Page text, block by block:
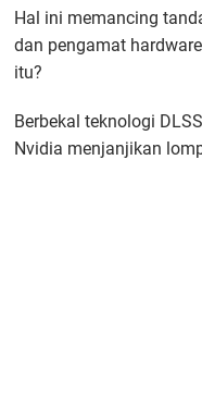
Hal ini memancing
dan pengamat
itu?
Berbekal teknologi
Nvidia menjanjikan